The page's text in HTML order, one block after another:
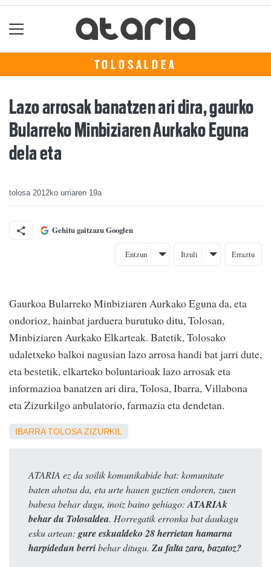
TOLOSALDEA
Lazo arrosak banatzen ari dira, gaurko
Bularreko Minbiziaren Aurkako Eguna
dela eta
tolosa 2012ko urriaren 19a
Gehitu gaitzazu Googlen
Entzun Itzuli Erraztu
Gaurkoa Bularreko Minbiziaren Aurkako Eguna da, eta
ondorioz, hainbat jarduera burutuko ditu, Tolosan,
Minbiziaren Aurkako Elkarteak. Batetik, Tolosako
udaletxeko balkoi nagusian lazo arrosa handi bat jarri dute,
eta bestetik, elkarteko boluntarioak lazo arrosak eta
informazioa banatzen ari dira, Tolosa, Ibarra, Villabona
eta Zizurkilgo anbulatorio, farmazia eta dendetan.
IBARRA TOLOSA ZIZURKIL
ATARIA ez da soilik komunikabide bat: komunitate
baten ahotsa da, eta urte hauen guztien ondoren, zuen
babesa behar dugu, inoiz baino gehiago: ATARIAk
behar du Tolosaldea. Horregatik erronka bat daukagu
esku artean: gure eskualdeko 28 herrietan hamarna
harpidedun berribehar ditugu. Zu falta zara, bazatoz?